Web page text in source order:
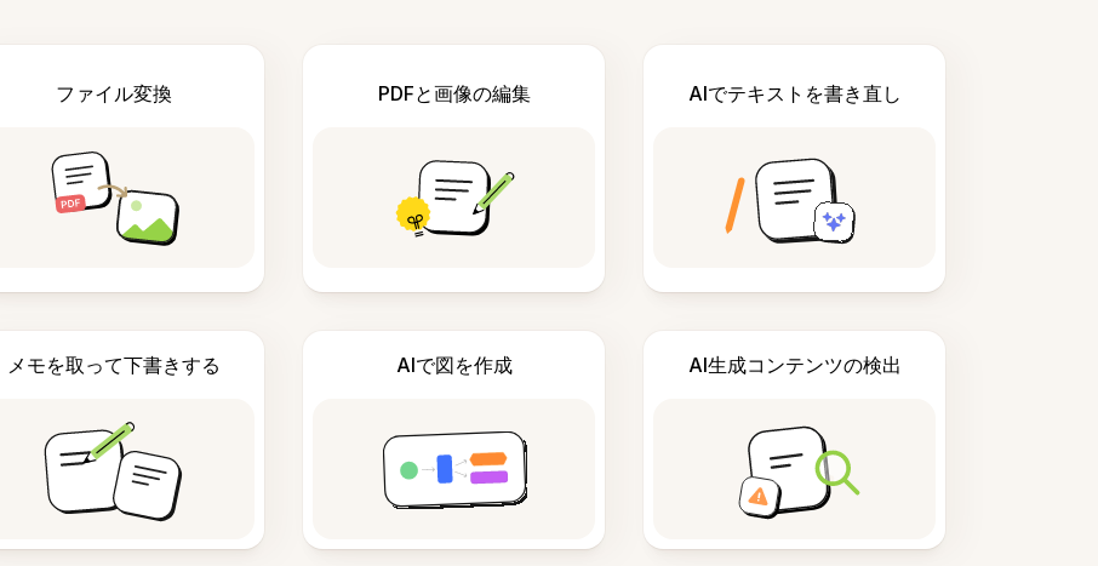
ファイル変換 PDFと画像の編集 AIでテキストを書き直し
メモを取って下書きする AIで図を作成 AI生成コンテンツの検出